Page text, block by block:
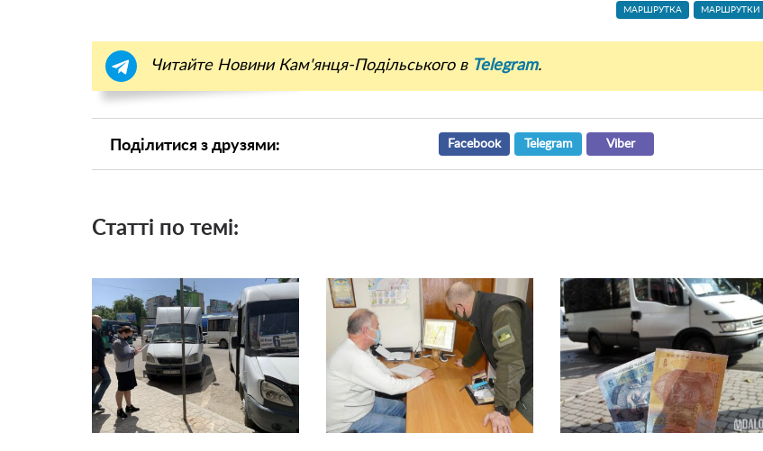
МАРШРУТКА МАРШРУТКИ
Читайте Новини Кам'янця-Подільського в Telegram.
Поділитися з друзями: Facebook Telegram Viber
Статті по темі: